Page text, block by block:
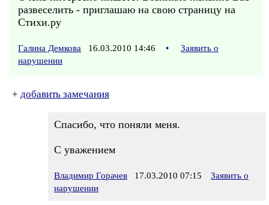
развеселить - приглашаю на свою страницу на
Стихи.ру
Галина Демкова 16.03.2010 14:46 •
Заявить о
нарушении
+ добавить замечания
Спасибо, что поняли меня.
С уважением
Владимир Горачев 17.03.2010 07:15
Заявить о
нарушении